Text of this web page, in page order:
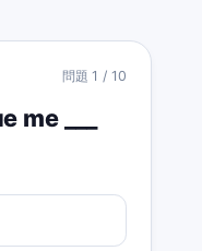
問題 1 / 10
___